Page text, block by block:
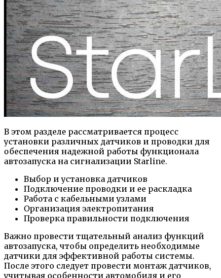
В этом разделе рассматривается процесс
установки различных датчиков и проводки для
обеспечения надежной работы функционала
автозапуска на сигнализации Starline.
Выбор и установка датчиков
Подключение проводки и ее раскладка
Работа с кабельными узлами
Организация электропитания
Проверка правильности подключения
Важно провести тщательный анализ функций
автозапуска, чтобы определить необходимые
датчики для эффективной работы системы.
После этого следует провести монтаж датчиков,
учитывая особенности автомобиля и его